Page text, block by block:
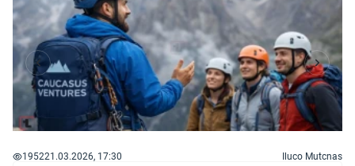
Texnoloji İnkişaf
İnnovasiya və Startaplar
Robot və Cihazlar
195221.03.2026, 17:30 Iluco Mutcnas